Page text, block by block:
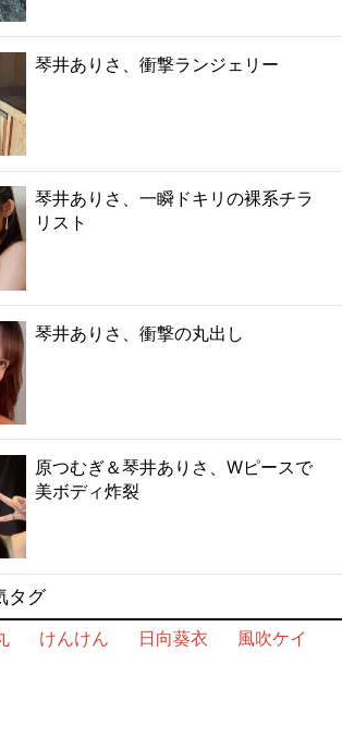
琴井ありさ、衝撃ランジェリー
琴井ありさ、一瞬ドキリの裸系チラ
リスト
琴井ありさ、衝撃の丸出し
原つむぎ＆琴井ありさ、Wピースで
美ボディ炸裂
grazie
タグ
けんけん 日向葵衣
風吹ケイ